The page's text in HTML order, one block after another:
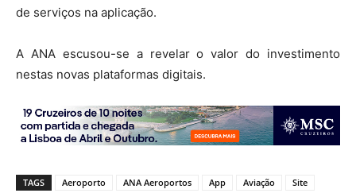
de serviços na aplicação.
A ANA escusou-se a revelar o valor do investimento
nestas novas plataformas digitais.
TAGS Aeroporto ANA Aeroportos App Aviação
Site